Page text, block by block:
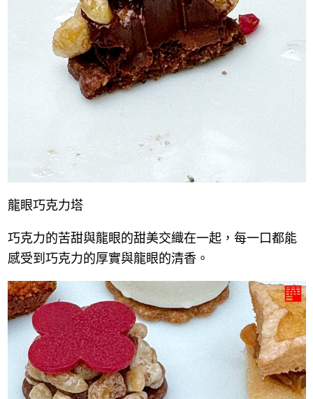
龍眼巧克力塔
巧克力的苦甜與龍眼的甜美交織在一起，每一口都能
感受到巧克力的厚實與龍眼的清香。